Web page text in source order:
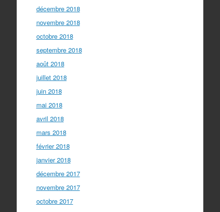
décembre 2018
novembre 2018
octobre 2018
septembre 2018
août 2018
juillet 2018
juin 2018
mai 2018
avril 2018
mars 2018
février 2018
janvier 2018
décembre 2017
novembre 2017
octobre 2017